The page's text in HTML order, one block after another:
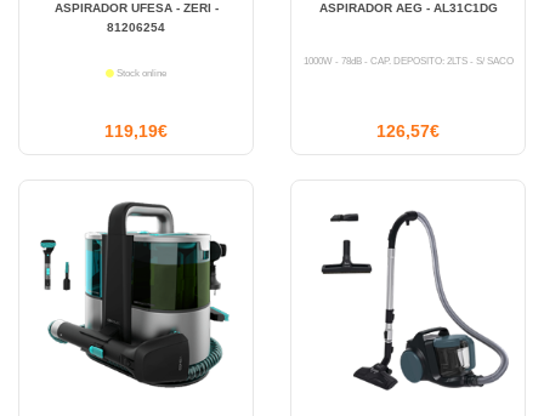
ASPIRADOR UFESA - ZERI -
81206254
Stock online
119,19€
ASPIRADOR AEG - AL31C1DG
1000W - 78dB - CAP. DEPÓSITO: 2LTS - S/ SACO
126,57€